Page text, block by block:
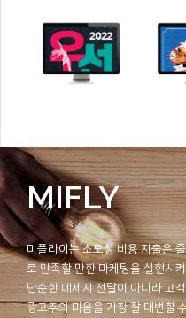
MIFLY
미플라이는 소모성 비용 지출은
로 만족할 만한 마케팅을 실현시
단순한 메세지 전달이 아니라 고
광고주의 마음을 가장 잘 대변할